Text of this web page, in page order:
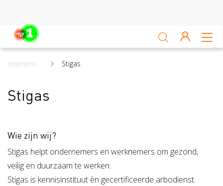
Leren van ongevallen
Platform
Veilig op 1 week
Sluiten
Kruimelpad
deelnemers Stigas
Stigas
Wie zijn wij?
Stigas helpt ondernemers en werknemers om gezond,
veilig en duurzaam te werken.
Stigas is kennisinstituut èn gecertificeerde arbodienst.